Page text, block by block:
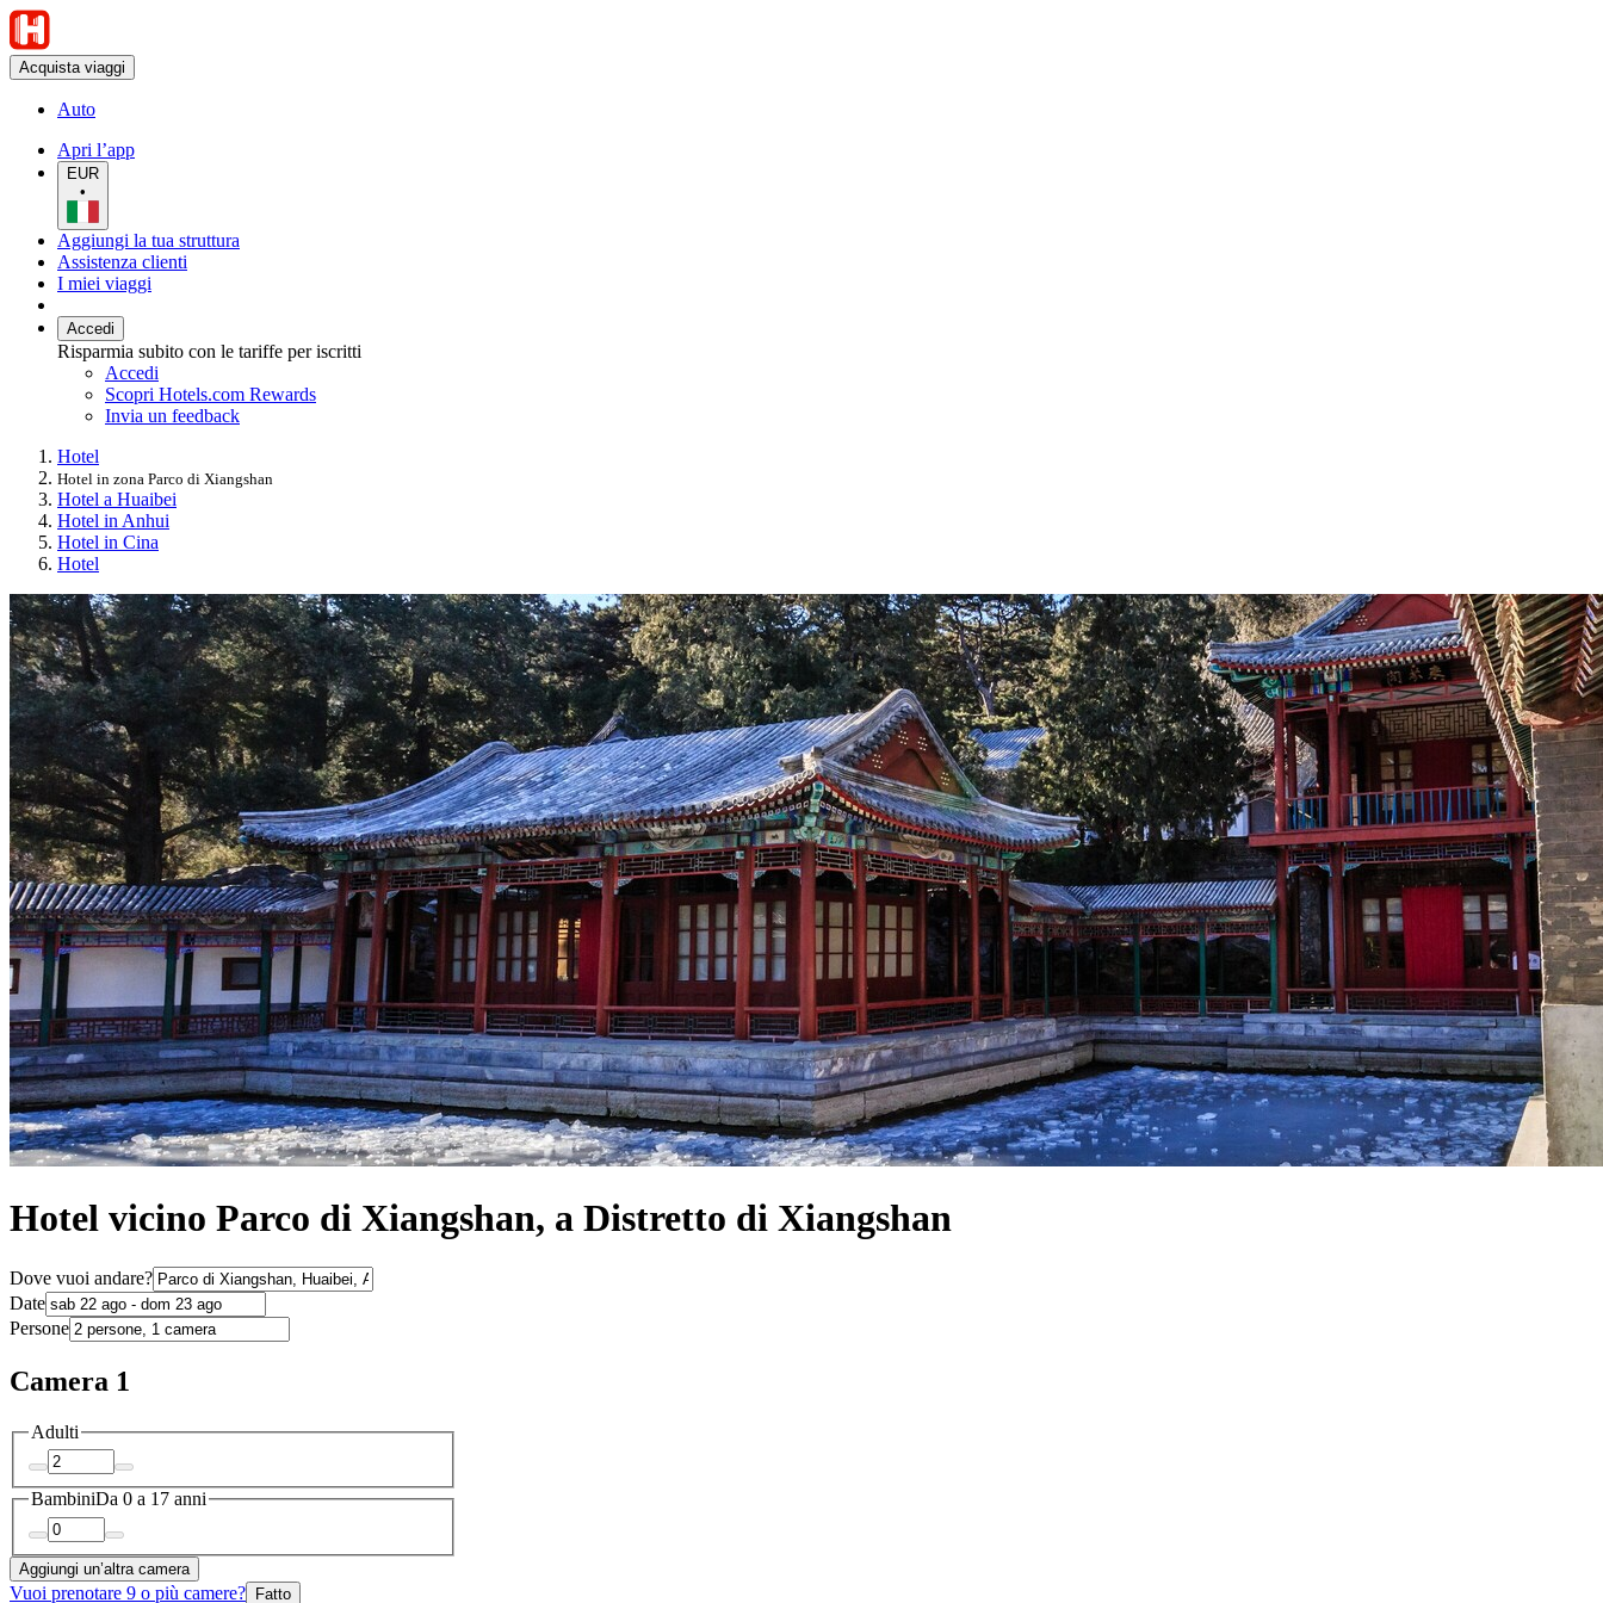
Acquista viaggi
Auto
Apri l’app
EUR
•
Aggiungi la tua struttura
Assistenza clienti
I miei viaggi
Accedi
Risparmia subito con le tariffe per iscritti
Accedi
Scopri Hotels.com Rewards
Invia un feedback
Hotel
Hotel in zona Parco di Xiangshan
Hotel a Huaibei
Hotel in Anhui
Hotel in Cina
Hotel
Hotel vicino Parco di Xiangshan, a Distretto di Xiangshan
Dove vuoi andare?
Date
Persone
Camera 1
Adulti
BambiniDa 0 a 17 anni
Aggiungi un’altra camera
Vuoi prenotare 9 o più camere? Fatto